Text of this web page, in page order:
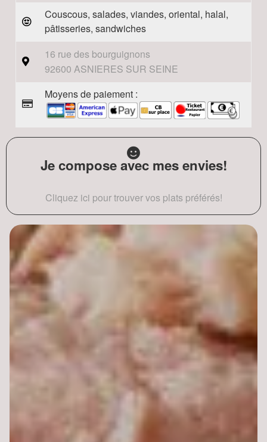
Couscous, salades, viandes, oriental, halal,
pâtisseries, sandwiches
16 rue des bourguignons
92600 ASNIERES SUR SEINE
Moyens de paiement :
Je compose avec mes envies!
Cliquez ici pour trouver vos plats préférés!